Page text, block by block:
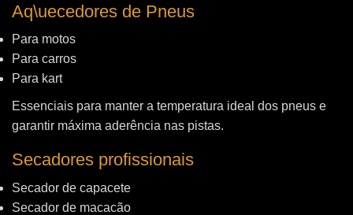
Aq\uecedores de Pneus
Para motos
Para carros
Para kart
Essenciais para manter a temperatura ideal dos pneus e
garantir máxima aderência nas pistas.
Secadores profissionais
Secador de capacete
Secador de macacão